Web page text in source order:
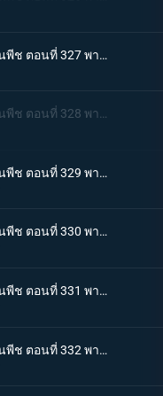
One piece วันพีช ตอนที่ 327 พากย์ไทย เรือซันนี่วิกฤต! จงคำรามอาวุธลับเร็วสุดยอด!
One piece วันพีช ตอนที่ 329 พากย์ไทย กลุ่มนักฆ่าเข้าจู่โจม! ระเบิดศึกบนลานน้ำแข็ง!
One piece วันพีช ตอนที่ 330 พากย์ไทย กลุ่มหมวกฟางเจอศึกหนัก! จิตวิญญาณที่เดิมพันด้วยผืนธง!
One piece วันพีช ตอนที่ 331 พากย์ไทย ร้อนระอุเต็มพิกัด! พลังแม่เหล็กคู่แฝดเข้าคุกคาม!
One piece วันพีช ตอนที่ 332 พากย์ไทย โกลาหลใหญ่ในคฤหาสน์! ตอนพิโรธกับเพื่อนๆที่ถูกจับ